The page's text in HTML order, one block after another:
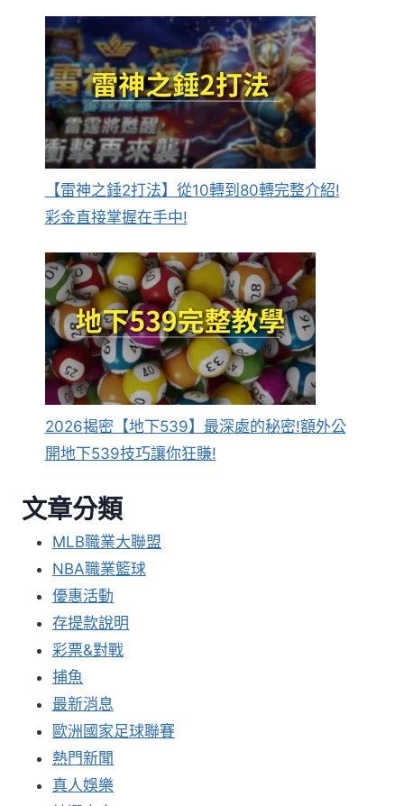
【雷神之錘2打法】從10轉到80轉完整介紹!
彩金直接掌握在手中!
2026揭密【地下539】最深處的秘密!額外公
開地下539技巧讓你狂賺!
文章分類
MLB職業大聯盟
NBA職業籃球
優惠活動
存提款說明
彩票&對戰
捕魚
最新消息
歐洲國家足球聯賽
熱門新聞
真人娛樂